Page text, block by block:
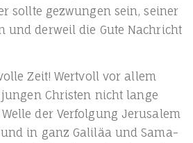
soll­te gezwun­gen sein, sei­ner
und der­weil die Gute Nach­richt
Zeit! Wert­voll vor allem
Chris­ten nicht lan­ge
der Ver­fol­gung Jeru­sa­lem
in ganz Gali­läa und Sama­